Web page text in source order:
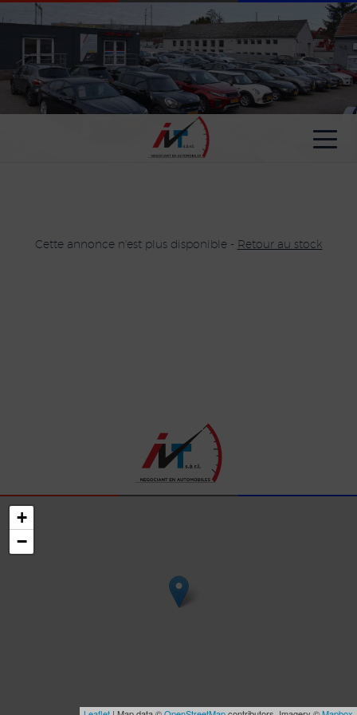
Cette annonce n'est plus disponible - Retour au stock
+
−
Paramètres avancés des cookies